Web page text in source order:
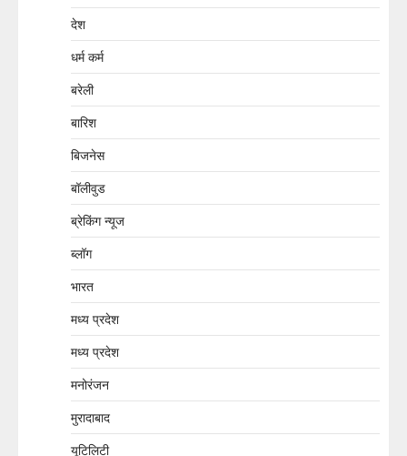
देश
धर्म कर्म
बरेली
बारिश
बिजनेस
बॉलीवुड
ब्रेकिंग न्यूज
ब्लॉग
भारत
मध्य प्रदेश
मध्य प्रदेश
मनोरंजन
मुरादाबाद
यूटिलिटी